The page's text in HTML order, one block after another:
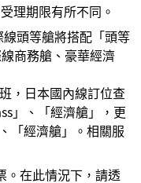
理期限有所不同。
線頭等艙將搭配「頭等
商務艙、豪華經濟
，日本國內線訂位查
」、「經濟艙」，更
「經濟艙」。相關服
。在此情況下，請透